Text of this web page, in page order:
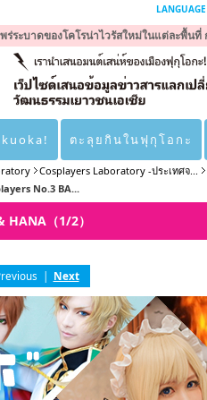
ระบาดของโคโรน่าไวรัสใหม่ในแต่ละพื้น
LANGUAGE
ตะลุยกินในฟุกุโอกะ
Cosplayers Laboratory -ประเทศจ...
No.3 BA...
（1/2）
| Next